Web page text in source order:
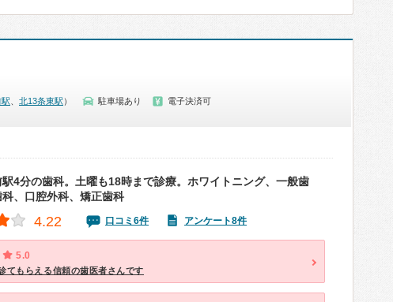
北13条東駅 ） 駐車場あり
電子決済可
4分の歯科。土曜も18時まで診療。ホワイトニング、一般歯
、口腔外科、矯正歯科
4.22 口コミ6件 アンケート8件
5.0
てもらえる信頼の歯医者さんです